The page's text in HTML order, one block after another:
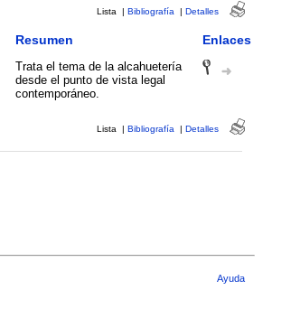
Lista | Bibliografía | Detalles
Resumen Enlaces
Trata el tema de la alcahuetería
desde el punto de vista legal
contemporáneo.
Lista | Bibliografía | Detalles
Ayuda